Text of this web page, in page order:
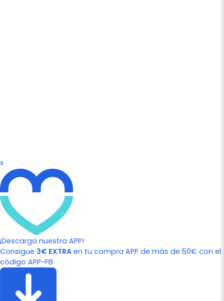
x
¡Descarga nuestra APP!
Consigue 3€ EXTRA en tu compra APP de más de 50€ con el
código APP-FB